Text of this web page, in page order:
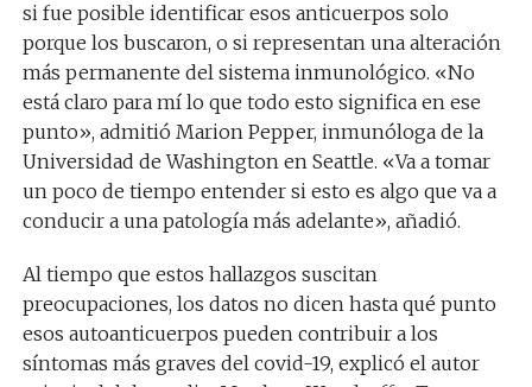
si fue posible identificar esos anticuerpos solo
porque los buscaron, o si representan una alteración
más permanente del sistema inmunológico. «No
está claro para mí lo que todo esto significa en ese
punto», admitió Marion Pepper, inmunóloga de la
Universidad de Washington en Seattle. «Va a tomar
un poco de tiempo entender si esto es algo que va a
conducir a una patología más adelante», añadió.
Al tiempo que estos hallazgos suscitan
preocupaciones, los datos no dicen hasta qué punto
esos autoanticuerpos pueden contribuir a los
síntomas más graves del covid-19, explicó el autor